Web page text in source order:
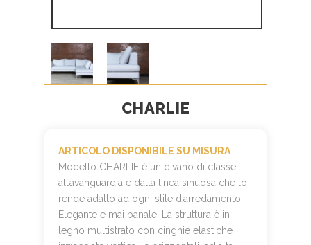
CHARLIE
ARTICOLO DISPONIBILE SU MISURA
Modello CHARLIE è un divano di classe,
all’avanguardia e dalla linea sinuosa che lo
rende adatto ad ogni stile d’arredamento.
Elegante e mai banale. La struttura è in
legno multistrato con cinghie elastiche